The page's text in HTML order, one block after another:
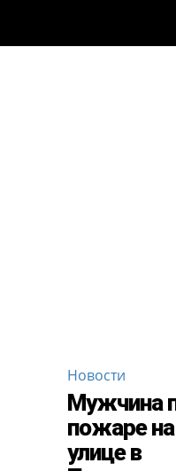
Новости
Мужчина
пожаре
улице в